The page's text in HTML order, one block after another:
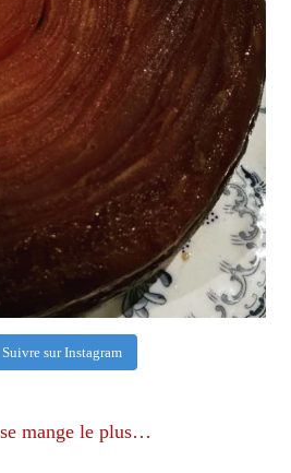
Suivre sur Instagram
mange le plus…